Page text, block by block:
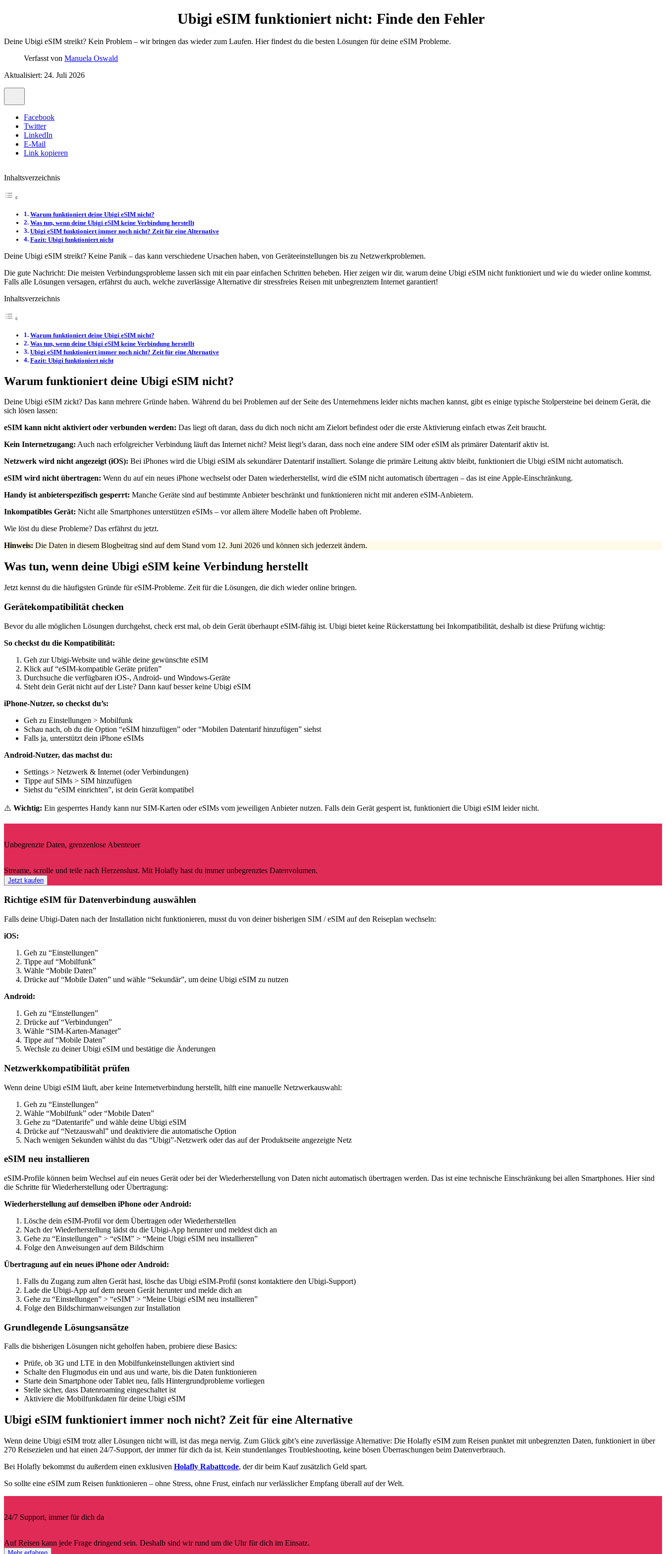
Ubigi eSIM funktioniert nicht: Finde den Fehler
Deine Ubigi eSIM streikt? Kein Problem – wir bringen das wieder zum Laufen. Hier findest du die besten Lösungen für deine eSIM Probleme.
Verfasst von Manuela Oswald
Aktualisiert: 24. Juli 2026
Facebook
Twitter
LinkedIn
E-Mail
Link kopieren
Inhaltsverzeichnis
Warum funktioniert deine Ubigi eSIM nicht?
Was tun, wenn deine Ubigi eSIM keine Verbindung herstellt
Ubigi eSIM funktioniert immer noch nicht? Zeit für eine Alternative
Fazit: Ubigi funktioniert nicht
Deine Ubigi eSIM streikt? Keine Panik – das kann verschiedene Ursachen haben, von Geräteeinstellungen bis zu Netzwerkproblemen.
Die gute Nachricht: Die meisten Verbindungsprobleme lassen sich mit ein paar einfachen Schritten beheben. Hier zeigen wir dir, warum deine Ubigi eSIM nicht funktioniert und wie du wieder online kommst.
Falls alle Lösungen versagen, erfährst du auch, welche zuverlässige Alternative dir stressfreies Reisen mit unbegrenztem Internet garantiert!
Inhaltsverzeichnis
Warum funktioniert deine Ubigi eSIM nicht?
Was tun, wenn deine Ubigi eSIM keine Verbindung herstellt
Ubigi eSIM funktioniert immer noch nicht? Zeit für eine Alternative
Fazit: Ubigi funktioniert nicht
Warum funktioniert deine Ubigi eSIM nicht?
Deine Ubigi eSIM zickt? Das kann mehrere Gründe haben. Während du bei Problemen auf der Seite des Unternehmens leider nichts machen kannst, gibt es einige typische Stolpersteine bei deinem Gerät, die
sich lösen lassen:
eSIM kann nicht aktiviert oder verbunden werden: Das liegt oft daran, dass du dich noch nicht am Zielort befindest oder die erste Aktivierung einfach etwas Zeit braucht.
Kein Internetzugang: Auch nach erfolgreicher Verbindung läuft das Internet nicht? Meist liegt’s daran, dass noch eine andere SIM oder eSIM als primärer Datentarif aktiv ist.
Netzwerk wird nicht angezeigt (iOS): Bei iPhones wird die Ubigi eSIM als sekundärer Datentarif installiert. Solange die primäre Leitung aktiv bleibt, funktioniert die Ubigi eSIM nicht automatisch.
eSIM wird nicht übertragen: Wenn du auf ein neues iPhone wechselst oder Daten wiederherstellst, wird die eSIM nicht automatisch übertragen – das ist eine Apple-Einschränkung.
Handy ist anbieterspezifisch gesperrt: Manche Geräte sind auf bestimmte Anbieter beschränkt und funktionieren nicht mit anderen eSIM-Anbietern.
Inkompatibles Gerät: Nicht alle Smartphones unterstützen eSIMs – vor allem ältere Modelle haben oft Probleme.
Wie löst du diese Probleme? Das erfährst du jetzt.
Hinweis: Die Daten in diesem Blogbeitrag sind auf dem Stand vom 12. Juni 2026 und können sich jederzeit ändern.
Was tun, wenn deine Ubigi eSIM keine Verbindung herstellt
Jetzt kennst du die häufigsten Gründe für eSIM-Probleme. Zeit für die Lösungen, die dich wieder online bringen.
Gerätekompatibilität checken
Bevor du alle möglichen Lösungen durchgehst, check erst mal, ob dein Gerät überhaupt eSIM-fähig ist. Ubigi bietet keine Rückerstattung bei Inkompatibilität, deshalb ist diese Prüfung wichtig:
So checkst du die Kompatibilität:
Geh zur Ubigi-Website und wähle deine gewünschte eSIM
Klick auf “eSIM-kompatible Geräte prüfen”
Durchsuche die verfügbaren iOS-, Android- und Windows-Geräte
Steht dein Gerät nicht auf der Liste? Dann kauf besser keine Ubigi eSIM
iPhone-Nutzer, so checkst du’s:
Geh zu Einstellungen > Mobilfunk
Schau nach, ob du die Option “eSIM hinzufügen” oder “Mobilen Datentarif hinzufügen” siehst
Falls ja, unterstützt dein iPhone eSIMs
Android-Nutzer, das machst du:
Settings > Netzwerk & Internet (oder Verbindungen)
Tippe auf SIMs > SIM hinzufügen
Siehst du “eSIM einrichten”, ist dein Gerät kompatibel
⚠️ Wichtig: Ein gesperrtes Handy kann nur SIM-Karten oder eSIMs vom jeweiligen Anbieter nutzen. Falls dein Gerät gesperrt ist, funktioniert die Ubigi eSIM leider nicht.
Unbegrenzte Daten, grenzenlose Abenteuer
Streame, scrolle und teile nach Herzenslust. Mit Holafly hast du immer unbegrenztes Datenvolumen.
Jetzt kaufen
Richtige eSIM für Datenverbindung auswählen
Falls deine Ubigi-Daten nach der Installation nicht funktionieren, musst du von deiner bisherigen SIM / eSIM auf den Reiseplan wechseln:
iOS:
Geh zu “Einstellungen”
Tippe auf “Mobilfunk”
Wähle “Mobile Daten”
Drücke auf “Mobile Daten” und wähle “Sekundär”, um deine Ubigi eSIM zu nutzen
Android:
Geh zu “Einstellungen”
Drücke auf “Verbindungen”
Wähle “SIM-Karten-Manager”
Tippe auf “Mobile Daten”
Wechsle zu deiner Ubigi eSIM und bestätige die Änderungen
Netzwerkkompatibilität prüfen
Wenn deine Ubigi eSIM läuft, aber keine Internetverbindung herstellt, hilft eine manuelle Netzwerkauswahl:
Geh zu “Einstellungen”
Wähle “Mobilfunk” oder “Mobile Daten”
Gehe zu “Datentarife” und wähle deine Ubigi eSIM
Drücke auf “Netzauswahl” und deaktiviere die automatische Option
Nach wenigen Sekunden wählst du das “Ubigi”-Netzwerk oder das auf der Produktseite angezeigte Netz
eSIM neu installieren
eSIM-Profile können beim Wechsel auf ein neues Gerät oder bei der Wiederherstellung von Daten nicht automatisch übertragen werden. Das ist eine technische Einschränkung bei allen Smartphones. Hier sind
die Schritte für Wiederherstellung oder Übertragung:
Wiederherstellung auf demselben iPhone oder Android:
Lösche dein eSIM-Profil vor dem Übertragen oder Wiederherstellen
Nach der Wiederherstellung lädst du die Ubigi-App herunter und meldest dich an
Gehe zu “Einstellungen” > “eSIM” > “Meine Ubigi eSIM neu installieren”
Folge den Anweisungen auf dem Bildschirm
Übertragung auf ein neues iPhone oder Android:
Falls du Zugang zum alten Gerät hast, lösche das Ubigi eSIM-Profil (sonst kontaktiere den Ubigi-Support)
Lade die Ubigi-App auf dem neuen Gerät herunter und melde dich an
Gehe zu “Einstellungen” > “eSIM” > “Meine Ubigi eSIM neu installieren”
Folge den Bildschirmanweisungen zur Installation
Grundlegende Lösungsansätze
Falls die bisherigen Lösungen nicht geholfen haben, probiere diese Basics:
Prüfe, ob 3G und LTE in den Mobilfunkeinstellungen aktiviert sind
Schalte den Flugmodus ein und aus und warte, bis die Daten funktionieren
Starte dein Smartphone oder Tablet neu, falls Hintergrundprobleme vorliegen
Stelle sicher, dass Datenroaming eingeschaltet ist
Aktiviere die Mobilfunkdaten für deine Ubigi eSIM
Ubigi eSIM funktioniert immer noch nicht? Zeit für eine Alternative
Wenn deine Ubigi eSIM trotz aller Lösungen nicht will, ist das mega nervig. Zum Glück gibt’s eine zuverlässige Alternative: Die Holafly eSIM zum Reisen punktet mit unbegrenzten Daten, funktioniert in über
270 Reisezielen und hat einen 24/7-Support, der immer für dich da ist. Kein stundenlanges Troubleshooting, keine bösen Überraschungen beim Datenverbrauch.
Bei Holafly bekommst du außerdem einen exklusiven Holafly Rabattcode, der dir beim Kauf zusätzlich Geld spart.
So sollte eine eSIM zum Reisen funktionieren – ohne Stress, ohne Frust, einfach nur verlässlicher Empfang überall auf der Welt.
24/7 Support, immer für dich da
Auf Reisen kann jede Frage dringend sein. Deshalb sind wir rund um die Uhr für dich im Einsatz.